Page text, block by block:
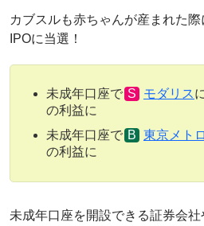
カブスルも赤ちゃんが産まれた
IPOに当選！
未成年口座で モダリス
の利益に
未成年口座で
東京メトロ
の利益に
未成年口座を開設できる証券会